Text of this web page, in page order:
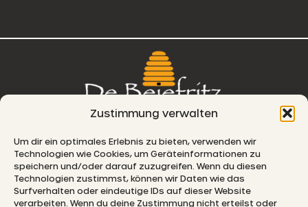
Zustimmung verwalten
Um dir ein optimales Erlebnis zu bieten, verwenden wir
Technologien wie Cookies, um Geräteinformationen zu
speichern und/oder darauf zuzugreifen. Wenn du diesen
Technologien zustimmst, können wir Daten wie das
Surfverhalten oder eindeutige IDs auf dieser Website
verarbeiten. Wenn du deine Zustimmung nicht erteilst oder
L-5330 Moutfort
E-MAIL